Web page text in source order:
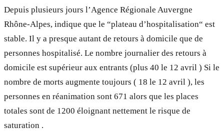
Depuis plusieurs jours l’Agence Régionale Auvergne
Rhône-Alpes, indique que le “plateau d’hospitalisation“ est
stable. Il y a presque autant de retours à domicile que de
personnes hospitalisé. Le nombre journalier des retours à
domicile est supérieur aux entrants (plus 40 le 12 avril ) Si le
nombre de morts augmente toujours ( 18 le 12 avril ), les
personnes en réanimation sont 671 alors que les places
totales sont de 1200 éloignant nettement le risque de
saturation .